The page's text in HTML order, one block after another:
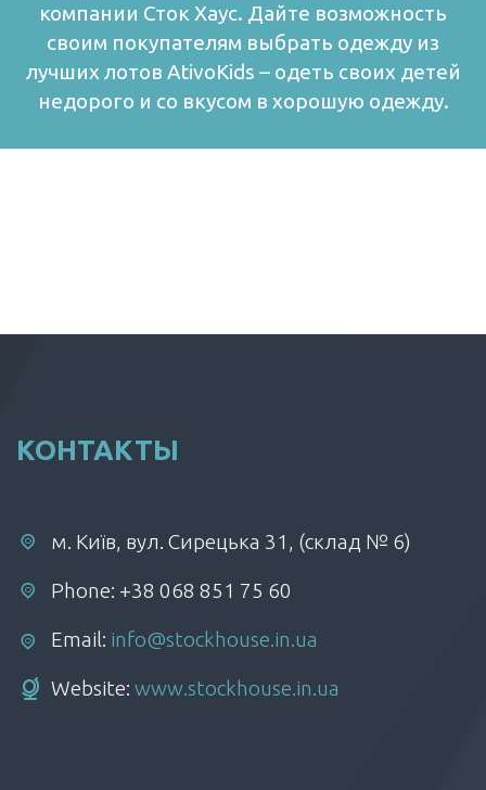
компании Сток Хаус. Дайте возможность
своим покупателям выбрать одежду из
лучших лотов AtivoKids – одеть своих детей
недорого и со вкусом в хорошую одежду.
КОНТАКТЫ
м. Київ, вул. Сирецька 31, (склад № 6)
Phone: +38 068 851 75 60
Email: info@stockhouse.in.ua
Website: www.stockhouse.in.ua